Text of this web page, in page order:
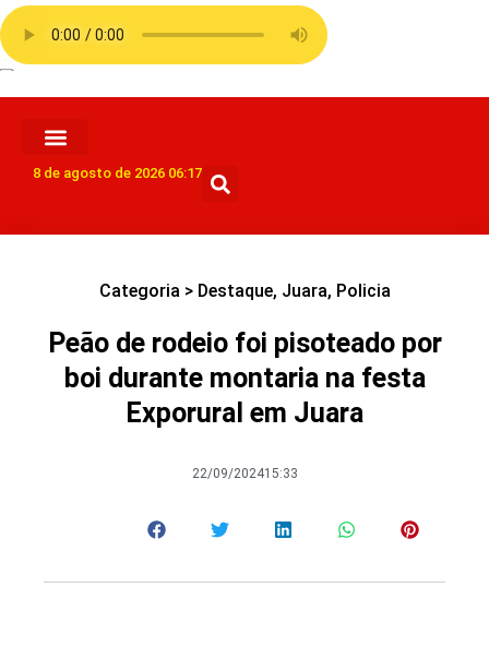
8 de agosto de 2026 06:17
Categoria > Destaque, Juara, Policia
Peão de rodeio foi pisoteado por
boi durante montaria na festa
Exporural em Juara
22/09/202415:33